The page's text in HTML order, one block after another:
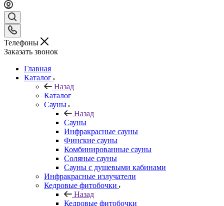
Телефоны
Заказать звонок
Главная
Каталог
Назад
Каталог
Сауны
Назад
Сауны
Инфракрасные сауны
Финские сауны
Комбинированные сауны
Соляные сауны
Сауны с душевыми кабинами
Инфракрасные излучатели
Кедровые фитобочки
Назад
Кедровые фитобочки